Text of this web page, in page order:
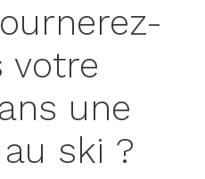
votre
une
ski ?